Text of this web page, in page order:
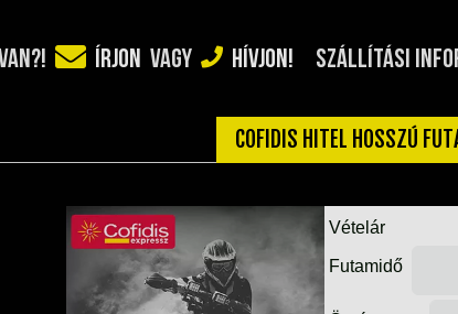
ÍRJON VAGY HÍVJON! SZÁLLÍTÁSI
COFIDIS HITEL HOSSZÚ